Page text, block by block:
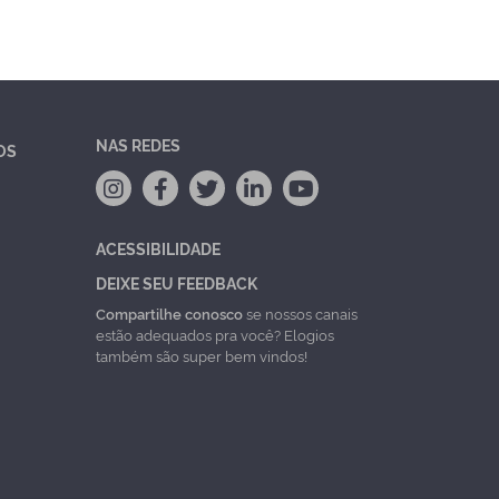
NAS REDES
ACESSIBILIDADE
DEIXE SEU FEEDBACK
Compartilhe conoscose nossos canais
estão adequados pra você? Elogios
também são super bem vindos!